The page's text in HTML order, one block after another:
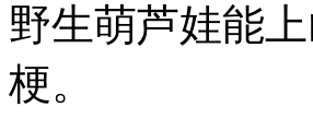
野生萌芦娃能
梗。